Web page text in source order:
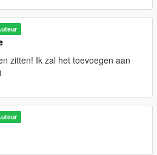
zitten! Ik zal het toevoegen aan